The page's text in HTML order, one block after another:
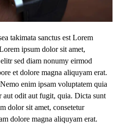
takimata sanctus est Lorem
ipsum dolor sit amet,
sed diam nonumy eirmod
et dolore magna aliquyam erat.
enim ipsam voluptatem quia
aut odit aut fugit, quia. Dicta sunt
dolor sit amet, consetetur
dolore magna aliquyam erat.